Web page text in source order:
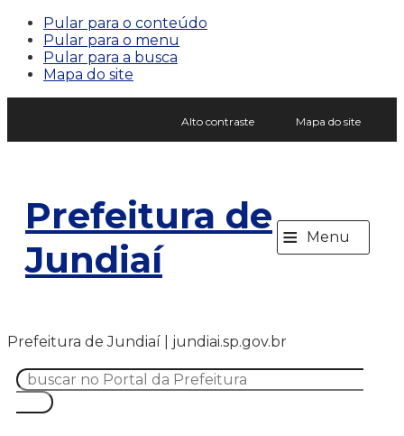
Pular para o conteúdo
Pular para o menu
Pular para a busca
Mapa do site
Alto contraste Mapa do site
Prefeitura de
Jundiaí
≡ Menu
Prefeitura de Jundiaí | jundiai.sp.gov.br